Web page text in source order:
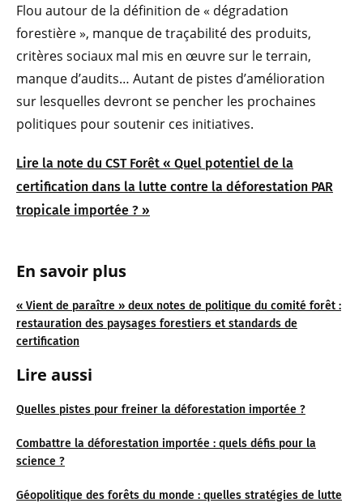
En savoir plus
« Vient de paraître » deux notes de politique du comité forêt :
restauration des paysages forestiers et standards de
certification
Lire aussi
Quelles pistes pour freiner la déforestation importée ?
Combattre la déforestation importée : quels défis pour la
science ?
Géopolitique des forêts du monde : quelles stratégies de lutte
Flou autour de la définition de « dégradation
forestière », manque de traçabilité des produits,
critères sociaux mal mis en œuvre sur le terrain,
manque d’audits… Autant de pistes d’amélioration
sur lesquelles devront se pencher les prochaines
politiques pour soutenir ces initiatives.
Lire la note du CST Forêt « Quel potentiel de la
certification dans la lutte contre la déforestation PAR
tropicale importée ? »